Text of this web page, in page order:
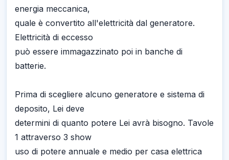
energia meccanica,
quale è convertito all'elettricità dal generatore.
Elettricità di eccesso
può essere immagazzinato poi in banche di
batterie.
Prima di scegliere alcuno generatore e sistema di
deposito, Lei deve
determini di quanto potere Lei avrà bisogno. Tavole
1 attraverso 3 show
uso di potere annuale e medio per casa elettrica